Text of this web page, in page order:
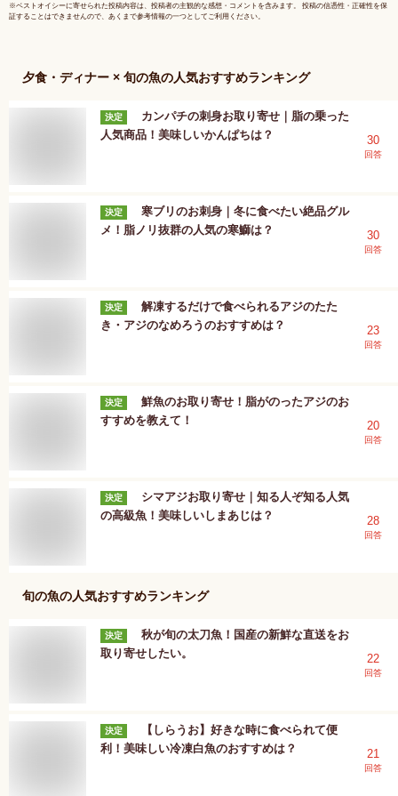
※ベストオイシーに寄せられた投稿内容は、投稿者の主観的な感想・コメントを含みます。 投稿の信憑性・正確性を保
証することはできませんので、あくまで参考情報の一つとしてご利用ください。
夕食・ディナー × 旬の魚の人気おすすめランキング
決定
カンパチの刺身お取り寄せ｜脂の乗った
人気商品！美味しいかんぱちは？
30
回答
決定
寒ブリのお刺身｜冬に食べたい絶品グル
メ！脂ノリ抜群の人気の寒鰤は？
30
回答
決定
解凍するだけで食べられるアジのたた
き・アジのなめろうのおすすめは？
23
回答
決定
鮮魚のお取り寄せ！脂がのったアジのお
すすめを教えて！
20
回答
決定
シマアジお取り寄せ｜知る人ぞ知る人気
の高級魚！美味しいしまあじは？
28
回答
旬の魚の人気おすすめランキング
決定
秋が旬の太刀魚！国産の新鮮な直送をお
取り寄せしたい。
22
回答
決定
【しらうお】好きな時に食べられて便
利！美味しい冷凍白魚のおすすめは？
21
回答